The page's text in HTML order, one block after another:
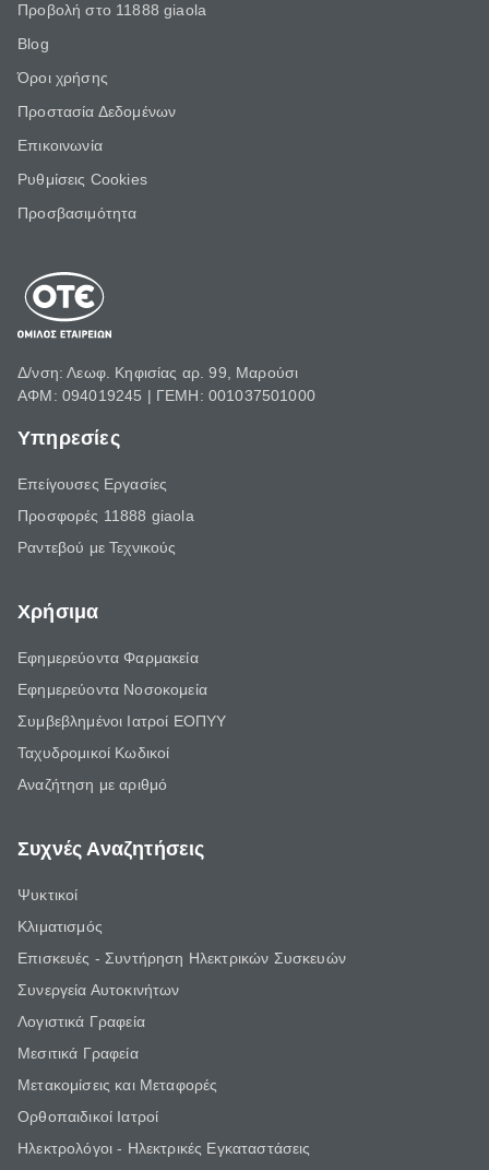
Προβολή στο 11888 giaola
Blog
Όροι χρήσης
Προστασία Δεδομένων
Επικοινωνία
Ρυθμίσεις Cookies
Προσβασιμότητα
Δ/νση: Λεωφ. Κηφισίας αρ. 99, Μαρούσι
ΑΦΜ: 094019245 | ΓΕΜΗ: 001037501000
Υπηρεσίες
Επείγουσες Εργασίες
Προσφορές 11888 giaola
Ραντεβού με Τεχνικούς
Χρήσιμα
Εφημερεύοντα Φαρμακεία
Εφημερεύοντα Νοσοκομεία
Συμβεβλημένοι Ιατροί ΕΟΠΥΥ
Ταχυδρομικοί Κωδικοί
Αναζήτηση με αριθμό
Συχνές Αναζητήσεις
Ψυκτικοί
Κλιματισμός
Επισκευές - Συντήρηση Ηλεκτρικών Συσκευών
Συνεργεία Αυτοκινήτων
Λογιστικά Γραφεία
Μεσιτικά Γραφεία
Μετακομίσεις και Μεταφορές
Ορθοπαιδικοί Ιατροί
Ηλεκτρολόγοι - Ηλεκτρικές Εγκαταστάσεις